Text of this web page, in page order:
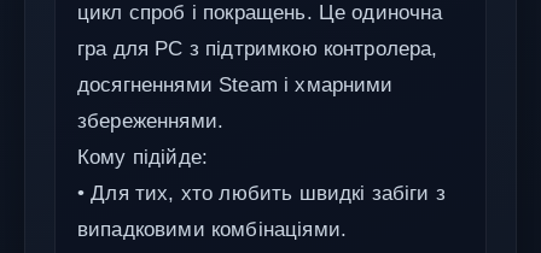
цикл спроб і покращень. Це одиночна
гра для PC з підтримкою контролера,
досягненнями Steam і хмарними
збереженнями.
Кому підійде:
• Для тих, хто любить швидкі забіги з
випадковими комбінаціями.